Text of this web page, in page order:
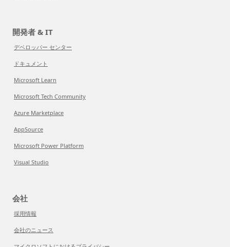
開発者 & IT
デベロッパー センター
ドキュメント
Microsoft Learn
Microsoft Tech Community
Azure Marketplace
AppSource
Microsoft Power Platform
Visual Studio
会社
採用情報
会社のニュース